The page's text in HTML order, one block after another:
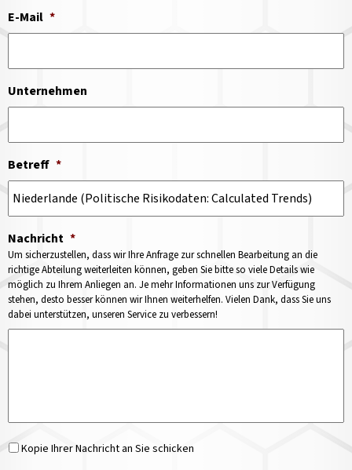
E-Mail *
Unternehmen
Betreff *
Nachricht *
Um sicherzustellen, dass wir Ihre Anfrage zur schnellen Bearbeitung an die
richtige Abteilung weiterleiten können, geben Sie bitte so viele Details wie
möglich zu Ihrem Anliegen an. Je mehr Informationen uns zur Verfügung
stehen, desto besser können wir Ihnen weiterhelfen. Vielen Dank, dass Sie uns
dabei unterstützen, unseren Service zu verbessern!
Kopie Ihrer Nachricht an Sie schicken